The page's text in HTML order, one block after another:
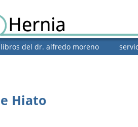
libros del dr. alfredo moreno
Hiato